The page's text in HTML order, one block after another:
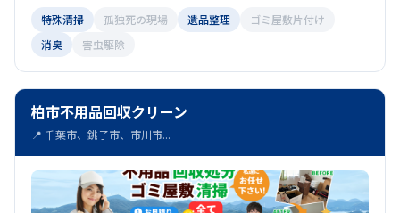
特殊清掃
孤独死の現場 遺品整理
ゴミ屋敷片付け
消臭
害虫駆除
柏市不用品回収クリーン
📍 千葉市、銚子市、市川市...